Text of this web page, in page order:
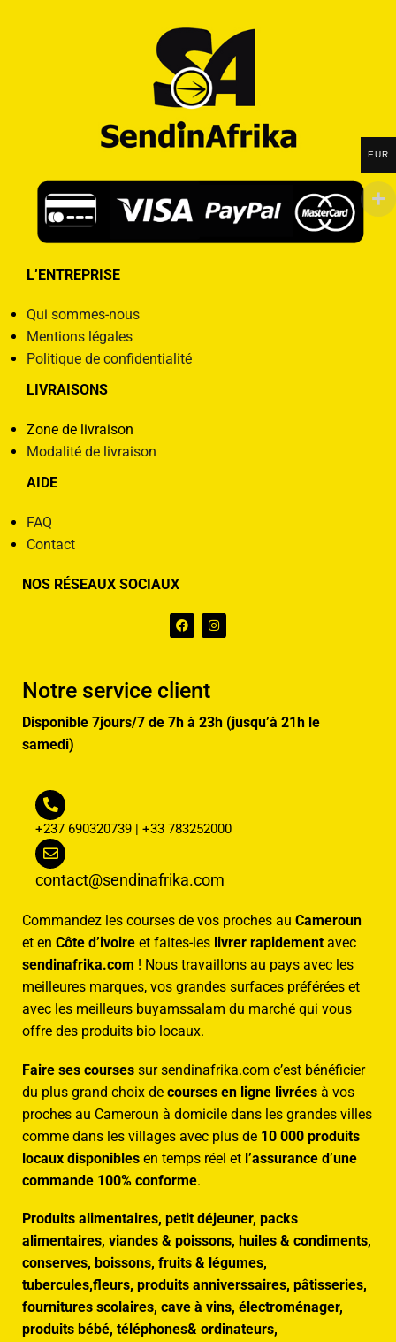
L’ENTREPRISE
Qui sommes-nous
Mentions légales
Politique de confidentialité
LIVRAISONS
Zone de livraison
Modalité de livraison
AIDE
FAQ
Contact
NOS RÉSEAUX SOCIAUX
Notre service client
Disponible 7jours/7 de 7h à 23h (jusqu’à 21h le
samedi)
+237 690320739 | +33 783252000
contact@sendinafrika.com
Commandez les courses de vos proches au Cameroun
et en Côte d’ivoire et faites-les livrer rapidement avec
sendinafrika.com ! Nous travaillons au pays avec les
meilleures marques, vos grandes surfaces préférées et
avec les meilleurs buyamssalam du marché qui vous
offre des produits bio locaux.
Faire ses courses sur sendinafrika.com c’est bénéficier
du plus grand choix de courses en ligne livrées à vos
proches au Cameroun à domicile dans les grandes villes
comme dans les villages avec plus de 10 000 produits
locaux disponibles en temps réel et l’assurance d’une
commande 100% conforme.
Produits alimentaires, petit déjeuner, packs
alimentaires, viandes & poissons, huiles & condiments,
conserves, boissons, fruits & légumes,
tubercules,fleurs, produits anniverssaires, pâtisseries,
fournitures scolaires, cave à vins, électroménager,
produits bébé, téléphones& ordinateurs,
EUR